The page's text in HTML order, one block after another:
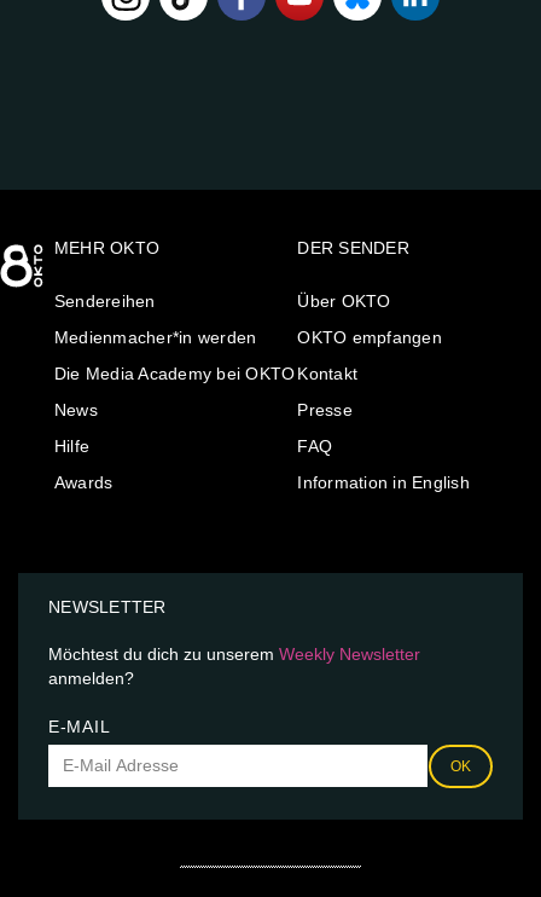
MEHR OKTO
Sendereihen
Medienmacher*in werden
Die Media Academy bei OKTO
News
Hilfe
Awards
DER SENDER
Über OKTO
OKTO empfangen
Kontakt
Presse
FAQ
Information in English
NEWSLETTER
Möchtest du dich zu unserem Weekly Newsletter
anmelden?
E-MAIL
OK